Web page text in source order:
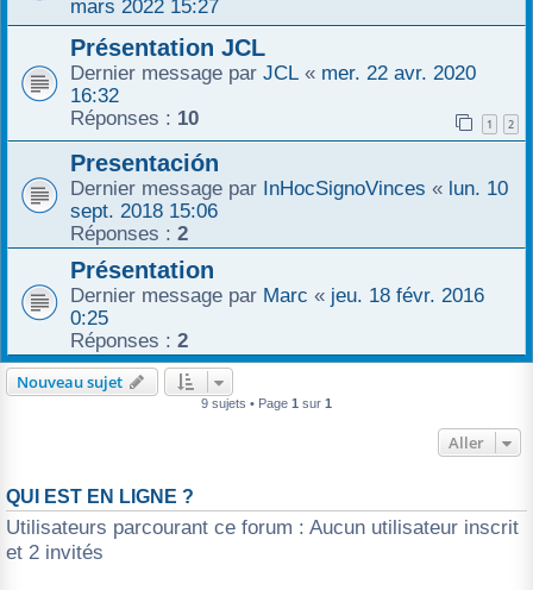
mars 2022 15:27
Présentation JCL
Dernier message par JCL « mer. 22 avr. 2020
16:32
Réponses : 10 1 2
Presentación
Dernier message par InHocSignoVinces « lun. 10
sept. 2018 15:06
Réponses : 2
Présentation
Dernier message par Marc « jeu. 18 févr. 2016
0:25
Réponses : 2
Nouveau sujet
9 sujets • Page 1 sur 1
Aller
QUI EST EN LIGNE ?
Utilisateurs parcourant ce forum : Aucun utilisateur inscrit
et 2 invités